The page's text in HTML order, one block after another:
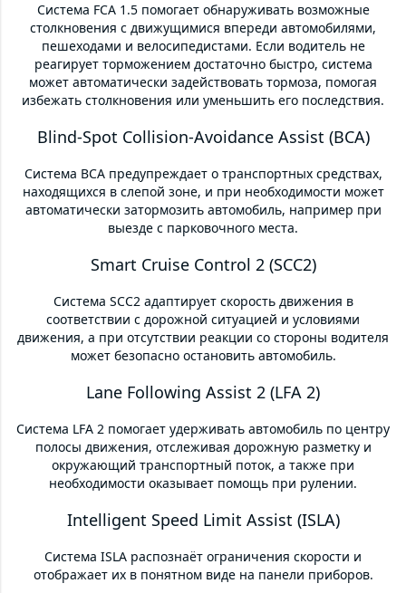
Система FCA 1.5 помогает обнаруживать возможные
столкновения с движущимися впереди автомобилями,
пешеходами и велосипедистами. Если водитель не
реагирует торможением достаточно быстро, система
может автоматически задействовать тормоза, помогая
избежать столкновения или уменьшить его последствия.
Blind-Spot Collision-Avoidance Assist (BCA)
Система BCA предупреждает о транспортных средствах,
находящихся в слепой зоне, и при необходимости может
автоматически затормозить автомобиль, например при
выезде с парковочного места.
Smart Cruise Control 2 (SCC2)
Система SCC2 адаптирует скорость движения в
соответствии с дорожной ситуацией и условиями
движения, а при отсутствии реакции со стороны водителя
может безопасно остановить автомобиль.
Lane Following Assist 2 (LFA 2)
Система LFA 2 помогает удерживать автомобиль по центру
полосы движения, отслеживая дорожную разметку и
окружающий транспортный поток, а также при
необходимости оказывает помощь при рулении.
Intelligent Speed Limit Assist (ISLA)
Система ISLA распознаёт ограничения скорости и
отображает их в понятном виде на панели приборов.